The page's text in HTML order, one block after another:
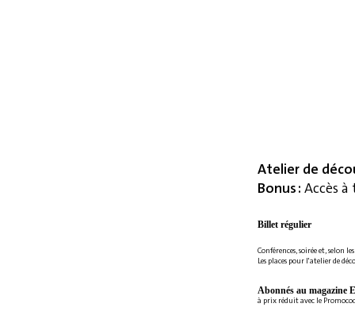
Atelier de
Bonus : Accès
Billet régulier
Conférences, soirée et, selon
Les places pour l'atelier de
Abonnés au magazine
à prix réduit avec le